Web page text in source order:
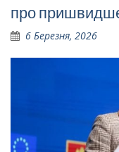
про
6 Березня, 2026